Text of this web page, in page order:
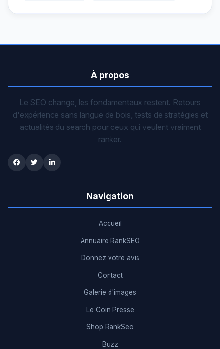
À propos
Le SEO change, les fondamentaux restent. Retours
d'expérience sans langue de bois, tests de stratégies et
actualités du search pour ceux qui veulent vraiment
ranker.
Navigation
Accueil
Annuaire RankSEO
Donnez votre avis
Contact
Galerie d'images
Le Coin Presse
Shop RankSeo
Buzz